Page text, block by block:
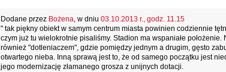
Dodane przez Bożena, w dniu 03.10.2013 r., godz. 11.15
" tak piękny obiekt w samym centrum miasta powinien codziennie
czym już tu wielokrotnie pisaliśmy. Stadion ma wspaniałe
również "dotleniaczem", gdzie pomiędzy jednym a drugim, gęsto
otwartego nieba. Inną sprawą jest to, że od samego początku jest
jego modernizację złamanego grosza z unijnych dotacji.